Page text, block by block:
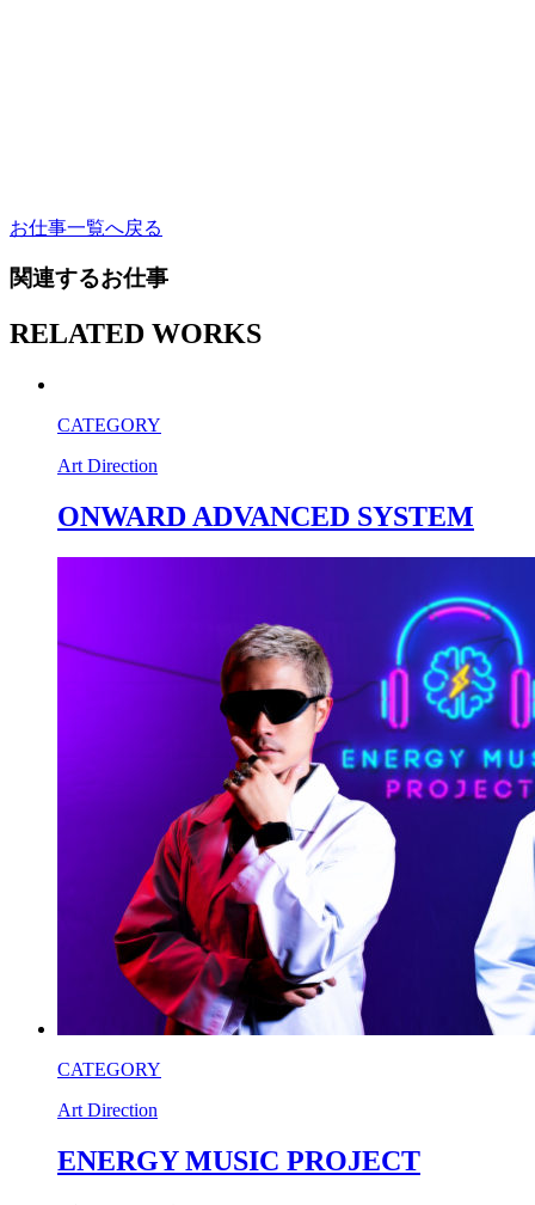
お仕事一覧へ戻る
関連するお仕事
RELATED WORKS
CATEGORY
Art Direction
ONWARD ADVANCED SYSTEM
CATEGORY
Art Direction
ENERGY MUSIC PROJECT